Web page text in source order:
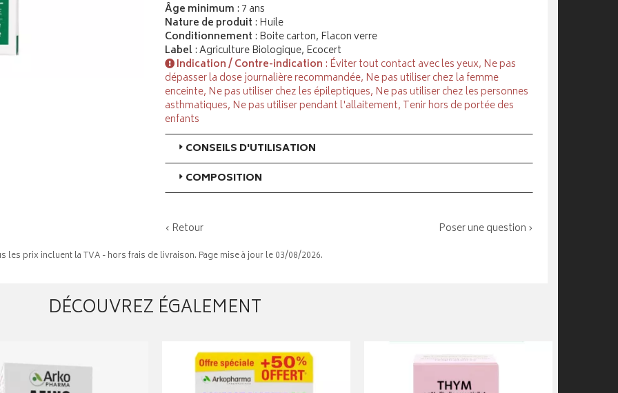
Âge minimum : 7 ans
Nature de produit : Huile
Conditionnement : Boite carton, Flacon verre
Label: Agriculture Biologique, Ecocert
Indication / Contre-indication : Éviter tout contact avec les yeux, Ne pas
dépasser la dose journalière recommandée, Ne pas utiliser chez la femme
enceinte, Ne pas utiliser chez les épileptiques, Ne pas utiliser chez les personnes
asthmatiques, Ne pas utiliser pendant l'allaitement, Tenir hors de portée des
enfants
CONSEILS D'UTILISATION
COMPOSITION
‹ Retour Poser une question ›
les prix incluent la TVA - hors frais de livraison. Page mise à jour le 03/08/2026.
DÉCOUVREZ ÉGALEMENT